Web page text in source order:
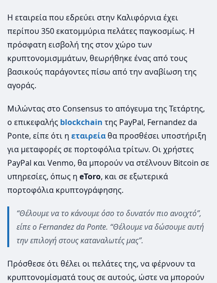
Η εταιρεία που εδρεύει στην Καλιφόρνια έχει
περίπου 350 εκατομμύρια πελάτες παγκοσμίως. Η
πρόσφατη εισβολή της στον χώρο των
κρυπτονομισμμάτων, θεωρήθηκε ένας από τους
βασικούς παράγοντες πίσω από την αναβίωση της
αγοράς.
Μιλώντας στο Consensus το απόγευμα της Τετάρτης,
ο επικεφαλής blockchain της PayPal, Fernandez da
Ponte, είπε ότι η εταιρείαθα προσθέσει υποστήριξη
για μεταφορές σε πορτοφόλια τρίτων. Οι χρήστες
PayPal και Venmo, θα μπορούν να στέλνουν Bitcoin σε
υπηρεσίες, όπως η eToro, και σε εξωτερικά
πορτοφόλια κρυπτογράφησης.
“Θέλουμε να το κάνουμε όσο το δυνατόν πιο ανοιχτό”,
είπε ο Fernandez da Ponte. “Θέλουμε να δώσουμε αυτή
την επιλογή στους καταναλωτές μας”.
Πρόσθεσε ότι θέλει οι πελάτες της, να φέρνουν τα
κρυπτονομίσματά τους σε αυτούς, ώστε να μπορούν